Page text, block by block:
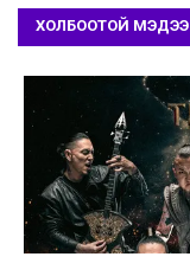
ХОЛБООТОЙ МЭДЭЭ